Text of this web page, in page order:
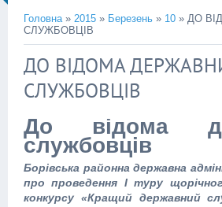
Головна» 2015 » Березень » 10 » ДО
СЛУЖБОВЦІВ
ДО ВІДОМА
СЛУЖБОВЦІВ
До відома
службовців
Борівська районна державна
про проведення І туру
конкурсу «Кращий державний